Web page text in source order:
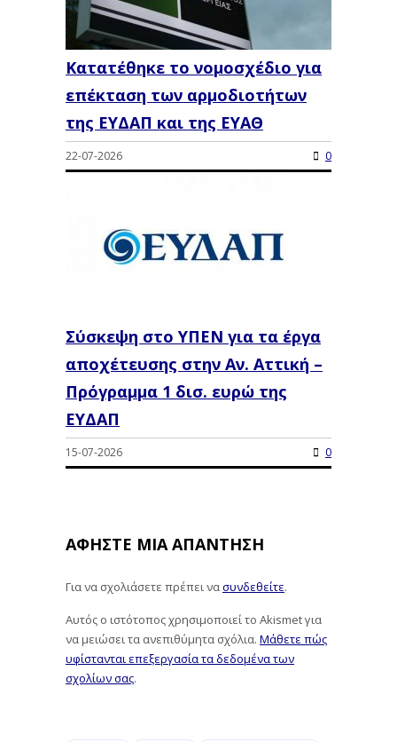
Κατατέθηκε το νομοσχέδιο για
επέκταση των αρμοδιοτήτων
της ΕΥΔΑΠ και της ΕΥΑΘ
22-07-2026 0
Σύσκεψη στο ΥΠΕΝ για τα έργα
αποχέτευσης στην Αν. Αττική –
Πρόγραμμα 1 δισ. ευρώ της
ΕΥΔΑΠ
15-07-2026 0
ΑΦΉΣΤΕ ΜΙΑ ΑΠΆΝΤΗΣΗ
Για να σχολιάσετε πρέπει νασυνδεθείτε.
Αυτός ο ιστότοπος χρησιμοποιεί το Akismet για
να μειώσει τα ανεπιθύμητα σχόλια. Μάθετε πώς
υφίστανται επεξεργασία τα δεδομένα των
σχολίων σας.